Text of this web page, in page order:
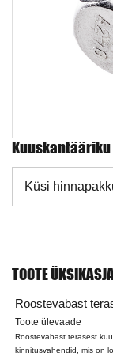
Küsi
TOOTE
Roostevabast
Toote ülevaade
Roostevabast terasest
kinnitusvahendid, mis on